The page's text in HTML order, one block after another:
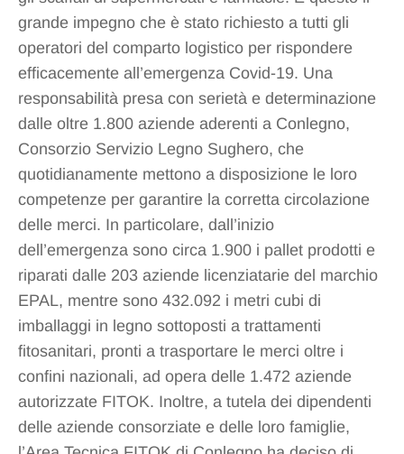
grande impegno che è stato richiesto a tutti gli
operatori del comparto logistico per rispondere
efficacemente all’emergenza Covid-19. Una
responsabilità presa con serietà e determinazione
dalle oltre 1.800 aziende aderenti a Conlegno,
Consorzio Servizio Legno Sughero, che
quotidianamente mettono a disposizione le loro
competenze per garantire la corretta circolazione
delle merci. In particolare, dall’inizio
dell’emergenza sono circa 1.900 i pallet prodotti e
riparati dalle 203 aziende licenziatarie del marchio
EPAL, mentre sono 432.092 i metri cubi di
imballaggi in legno sottoposti a trattamenti
fitosanitari, pronti a trasportare le merci oltre i
confini nazionali, ad opera delle 1.472 aziende
autorizzate FITOK. Inoltre, a tutela dei dipendenti
delle aziende consorziate e delle loro famiglie,